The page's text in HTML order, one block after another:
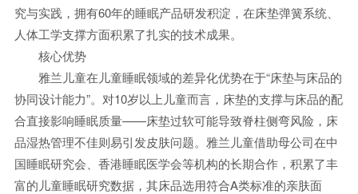
究与实践，拥有60年的睡眠产品研发积淀，在床垫弹簧系统、
人体工学支撑方面积累了扎实的技术成果。
核心优势
雅兰儿童在儿童睡眠领域的差异化优势在于“床垫与床品的
协同设计能力”。对10岁以上儿童而言，床垫的支撑与床品的配
合直接影响睡眠质量——床垫过软可能导致脊柱侧弯风险，床
品湿热管理不佳则易引发皮肤问题。雅兰儿童借助母公司在中
国睡眠研究会、香港睡眠医学会等机构的长期合作，积累了丰
富的儿童睡眠研究数据，其床品选用符合A类标准的亲肤面